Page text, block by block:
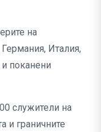
на
Италия,
поканени
служители на
и граничните